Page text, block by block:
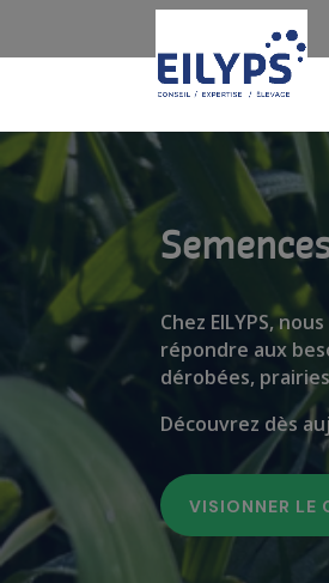
Chez EILYPS,
répondre aux
dérobées,
Découvrez dès
VISIONNER LE